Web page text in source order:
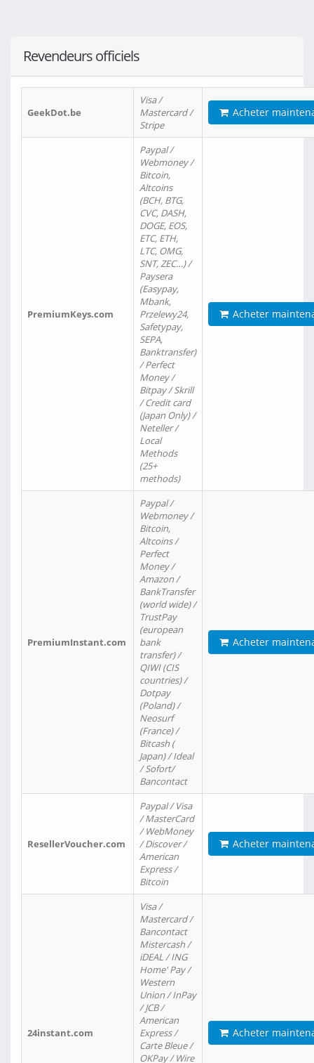
Revendeurs officiels
GeekDot.be
Visa /
Mastercard /
Stripe
Acheter
PremiumKeys.com
Paypal /
Webmoney /
Bitcoin,
Altcoins
(BCH, BTG,
CVC, DASH,
DOGE, EOS,
ETC, ETH,
LTC, OMG,
SNT, ZEC…) /
Paysera
(Easypay,
Mbank,
Przelewy24,
Safetypay,
SEPA,
Banktransfer)
/ Perfect
Money /
Bitpay / Skrill
/ Credit card
(Japan Only) /
Neteller /
Local
Methods
(25+
methods)
Acheter
PremiumInstant.com
Paypal /
Webmoney /
Bitcoin,
Altcoins /
Perfect
Money /
Amazon /
BankTransfer
(world wide) /
TrustPay
(european
bank
transfer) /
QIWI (CIS
countries) /
Dotpay
(Poland) /
Neosurf
(France) /
Bitcash (
Japan) / Ideal
/ Sofort/
Bancontact
Acheter
ResellerVoucher.com
Paypal / Visa
/ MasterCard
/ WebMoney
/ Discover /
American
Express /
Bitcoin
Acheter
24instant.com
Visa /
Mastercard /
Bancontact
Mistercash /
iDEAL / ING
Home' Pay /
Western
Union / InPay
/ JCB /
American
Express /
Carte Bleue /
OKPay / Wire
Acheter